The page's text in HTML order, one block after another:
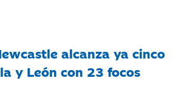
alcanza ya cinco
y León con 23 focos